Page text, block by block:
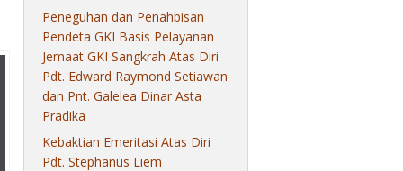
Peneguhan dan Penahbisan
Pendeta GKI Basis Pelayanan
Jemaat GKI Sangkrah Atas Diri
Pdt. Edward Raymond Setiawan
dan Pnt. Galelea Dinar Asta
Pradika
Kebaktian Emeritasi Atas Diri
Pdt. Stephanus Liem